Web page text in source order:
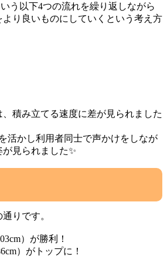
う以下4つの流れを繰り返しながら
り良いものにしていくという考え方
積み立てる速度に差が見られました
活かし利用者同士で声かけをしなが
見られました✨️
りです。
）が勝利！
）がトップに！